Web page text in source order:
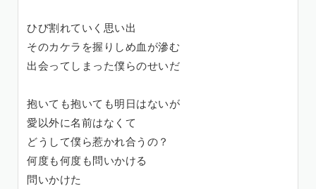
ひび割れていく思い出
そのカケラを握りしめ血が滲む
出会ってしまった僕らのせいだ
抱いても抱いても明日はないが
愛以外に名前はなくて
どうして僕ら惹かれ合うの？
何度も何度も問いかける
問いかけた